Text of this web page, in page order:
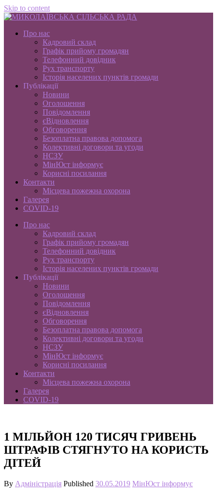
Skip to content
Про нас
Кадровий склад
Графік прийому громадян
Телефонний довідник
Рух транспорту
Історія населених пунктів громади
Публікації
Новини
Оголошення
Повідомлення
єВідновлення
Обговорення
Безоплатна правова допомога
Колективні договори та угоди
НСЗУ
МінЮст інформує
Корисні посилання
Контакти
Місцева пожежна охорона
Галерея
COVID-19
Про нас
Кадровий склад
Графік прийому громадян
Телефонний довідник
Рух транспорту
Історія населених пунктів громади
Публікації
Новини
Оголошення
Повідомлення
єВідновлення
Обговорення
Безоплатна правова допомога
Колективні договори та угоди
НСЗУ
МінЮст інформує
Корисні посилання
Контакти
Місцева пожежна охорона
Галерея
COVID-19
1 МІЛЬЙОН 120 ТИСЯЧ ГРИВЕНЬ
ШТРАФІВ СТЯГНУТО НА КОРИСТЬ
ДІТЕЙ
By Адміністрація Published 30.05.2019 МінЮст інформує